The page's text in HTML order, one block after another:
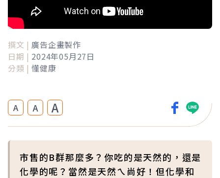
撰文 | 廣告企畫製作
日期 | 2024年05月27日
分類 | 懂健康
A A A
市售的B群那麼多？你吃的是天然的，還是
化學的呢？當然是天然ㄟ尚好！但化學和